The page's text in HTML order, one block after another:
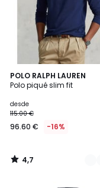
POLO RALPH LAUREN
Polo piqué slim fit
desde
115.00 €
96.60 € -16%
4,7
/ 5
2
Colores
4,7
/